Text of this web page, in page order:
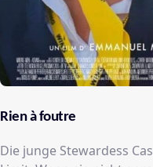
Rien à foutre
Die junge Stewardess